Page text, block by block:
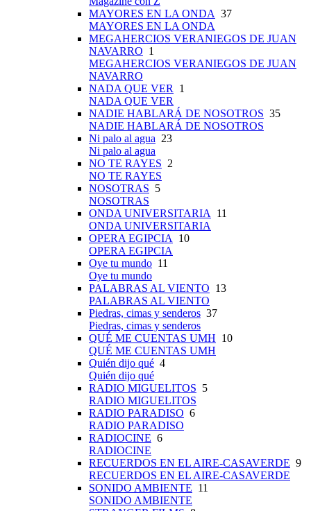
MAYORES EN LA ONDA 37
MAYORES EN LA ONDA
MEGAHERCIOS VERANIEGOS DE JUAN
NAVARRO 1
MEGAHERCIOS VERANIEGOS DE JUAN
NAVARRO
NADA QUE VER 1
NADA QUE VER
NADIE HABLARÁ DE NOSOTROS 35
NADIE HABLARÁ DE NOSOTROS
Ni palo al agua 23
Ni palo al agua
NO TE RAYES 2
NO TE RAYES
NOSOTRAS 5
NOSOTRAS
ONDA UNIVERSITARIA 11
ONDA UNIVERSITARIA
OPERA EGIPCIA 10
OPERA EGIPCIA
Oye tu mundo 11
Oye tu mundo
PALABRAS AL VIENTO 13
PALABRAS AL VIENTO
Piedras, cimas y senderos 37
Piedras, cimas y senderos
QUÉ ME CUENTAS UMH 10
QUÉ ME CUENTAS UMH
Quién dijo qué 4
Quién dijo qué
RADIO MIGUELITOS 5
RADIO MIGUELITOS
RADIO PARADISO 6
RADIO PARADISO
RADIOCINE 6
RADIOCINE
RECUERDOS EN EL AIRE-CASAVERDE 9
RECUERDOS EN EL AIRE-CASAVERDE
SONIDO AMBIENTE 11
SONIDO AMBIENTE